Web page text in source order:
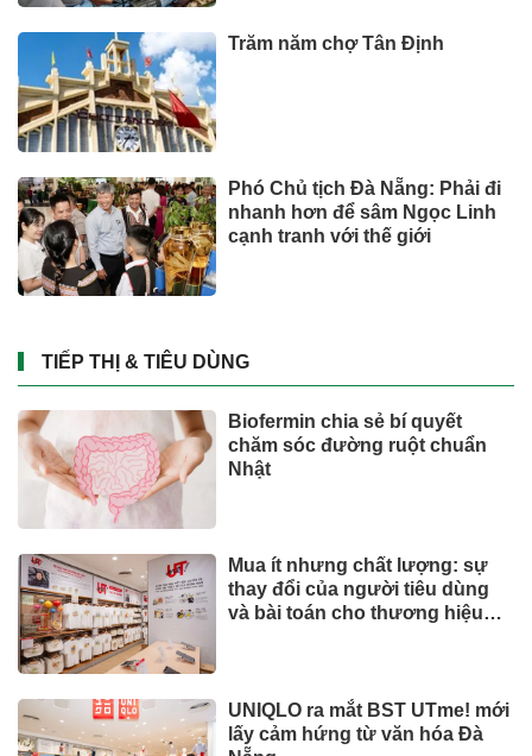
Trăm năm chợ Tân Định
Phó Chủ tịch Đà Nẵng: Phải đi
nhanh hơn để sâm Ngọc Linh
cạnh tranh với thế giới
TIẾP THỊ & TIÊU DÙNG
Biofermin chia sẻ bí quyết
chăm sóc đường ruột chuẩn
Nhật
Mua ít nhưng chất lượng: sự
thay đổi của người tiêu dùng
và bài toán cho thương hiệu
UNIQLO ra mắt BST UTme! mới
lấy cảm hứng từ văn hóa Đà